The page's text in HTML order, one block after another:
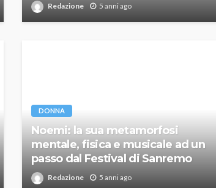
Redazione 5 anni ago
DONNA
Noemi: la sua metamorfosi
mentale, fisica e musicale ad un
passo dal Festival di Sanremo
Redazione 5 anni ago